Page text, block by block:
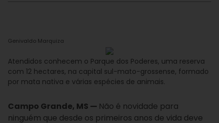
Genivaldo Marquiza
Atendidos conhecem o Parque dos Poderes, uma reserva
com 12 hectares, na capital sul-mato-grossense, formado
por mata nativa e várias espécies de animais.
Campo Grande, MS — Não é novidade para
ninguém que desde os primeiros anos de vida deve